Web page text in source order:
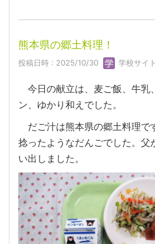
熊本県の郷土料理！
投稿日時 : 2025/10/30 学校サイ
今日の献立は、麦ご飯、牛乳
ン、ゆかり和えでした。
だご汁は熊本県の郷土料理で
捻ったようなだんごでした。父
い出しました。